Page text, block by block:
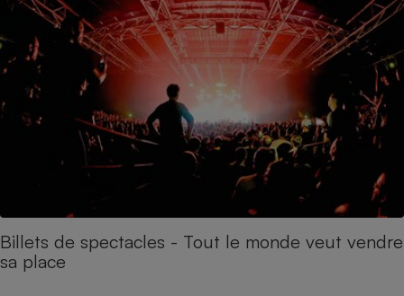
Billets de spectacles - Tout le monde veut vendre
sa place